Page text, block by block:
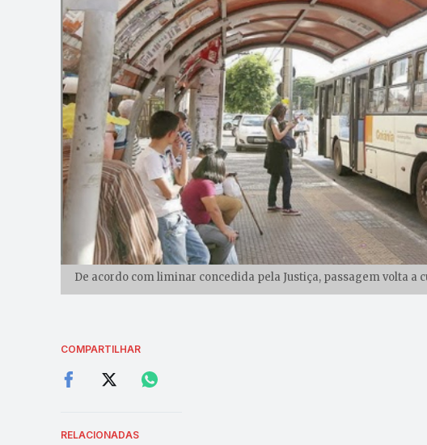
De acordo com liminar concedida pela Justiça, passagem volta a
COMPARTILHAR
RELACIONADAS